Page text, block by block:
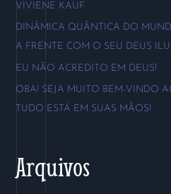
o
r
VIVIENE KAUF
DINÂMICA QUÂNTICA DO
A FRENTE COM O SEU DEUS
EU NÃO ACREDITO EM DEUS!
OBA! SEJA MUITO BEM-VINDO
TUDO ESTÁ EM SUAS MÃOS!
Arquivos